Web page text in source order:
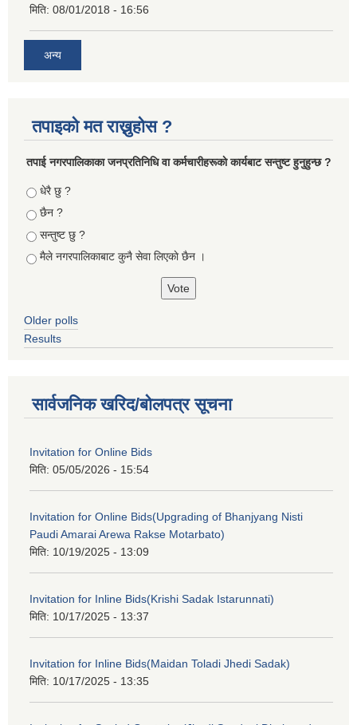
मिति: 08/01/2018 - 16:56
अन्य
तपाइको मत राख्नुहोस ?
तपा‌ई नगरपालिकाका जनप्रतिनिधि वा कर्मचारीहरूकाे कार्यबाट सन्तुष्ट हुनुहुन्छ ?
Choices
धेरै छु ?
छैन ?
सन्तुष्ट छु ?
मैले नगरपालिकाबाट कुनै सेवा लिएकाे छैन ।
Older polls
Results
सार्वजनिक खरिद/बोलपत्र सूचना
Invitation for Online Bids
मिति: 05/05/2026 - 15:54
Invitation for Online Bids(Upgrading of Bhanjyang Nisti
Paudi Amarai Arewa Rakse Motarbato)
मिति: 10/19/2025 - 13:09
Invitation for Inline Bids(Krishi Sadak Istarunnati)
मिति: 10/17/2025 - 13:37
Invitation for Inline Bids(Maidan Toladi Jhedi Sadak)
मिति: 10/17/2025 - 13:35